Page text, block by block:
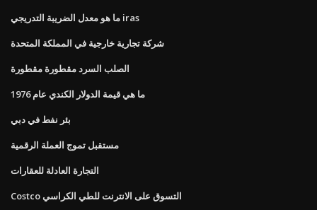
ما هو معدل الضريبة التدريجي iras
شركة تجارية خارجية في المملكة المتحدة
الصلب السرد مقطورة مقطورة
ما هي قيمة الدولار الكندي عام 1976
بئر نفط في دبي
مستقبل تموج العملة الرقمية
التجارة العادلة للعقارات
Costco التسوق على الانترنت للطي الكراسي